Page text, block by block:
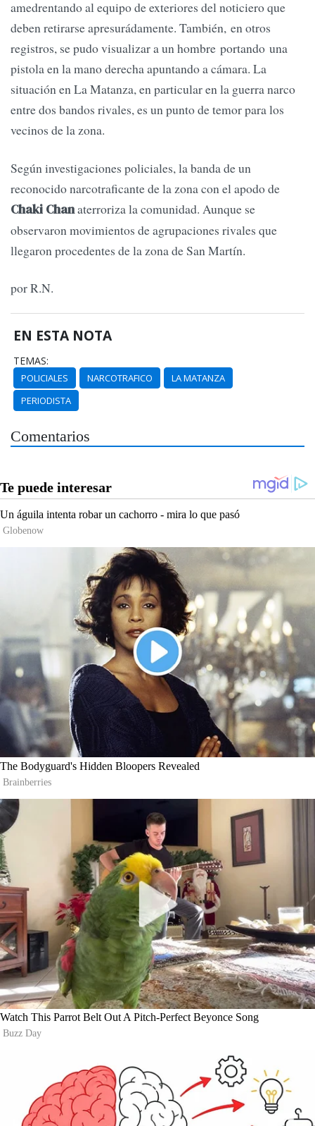
amedrentando al equipo de exteriores del noticiero que
deben retirarse apresurádamente. También, en otros
registros, se pudo visualizar a un hombre portando una
pistola en la mano derecha apuntando a cámara. La
situación en La Matanza, en particular en la guerra narco
entre dos bandos rivales, es un punto de temor para los
vecinos de la zona.
Según investigaciones policiales, la banda de un
reconocido narcotraficante de la zona con el apodo de
Chaki Chanaterroriza la comunidad. Aunque se
observaron movimientos de agrupaciones rivales que
llegaron procedentes de la zona de San Martín.
por R.N.
EN ESTA NOTA
TEMAS:
POLICIALES NARCOTRAFICO
LA MATANZA
PERIODISTA
Comentarios